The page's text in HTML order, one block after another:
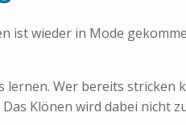
ist wieder in Mode
lernen. Wer bereits
Klönen wird dabei nicht